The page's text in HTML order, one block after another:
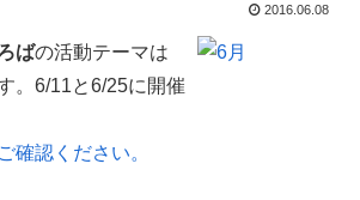
2016.06.08
ばの活動テーマは
。6/11と6/25に開催
確認ください。